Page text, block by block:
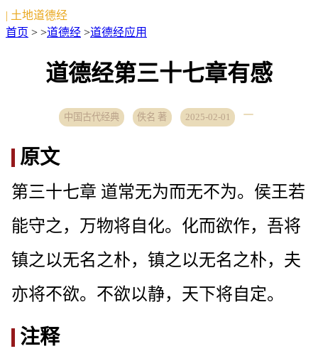
| 土地道德经
首页 > >道德经 >道德经应用
道德经第三十七章有感
中国古代经典 佚名 著 2025-02-01
原文
第三十七章 道常无为而无不为。侯王若
能守之，万物将自化。化而欲作，吾将
镇之以无名之朴，镇之以无名之朴，夫
亦将不欲。不欲以静，天下将自定。
注释